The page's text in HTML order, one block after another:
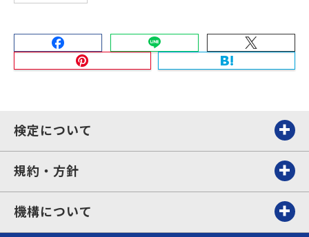
検定について
規約・方針
機構について